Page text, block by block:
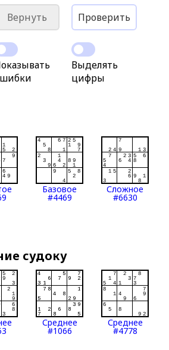
Вернуть Проверить
Выделять
цифры
Базовое
#4469
Сложное
#6630
судоку
Среднее
#1066
Среднее
#4778